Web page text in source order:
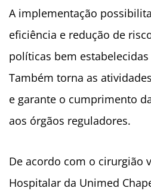
A implementação
eficiência e redução de
políticas bem
Também torna as
e garante o cumprimento
aos órgãos reguladores.
De acordo com o cirurgião
Hospitalar da Unimed